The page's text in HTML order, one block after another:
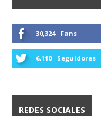
30,324 Fans
6,110 Seguidores
REDES SOCIALES